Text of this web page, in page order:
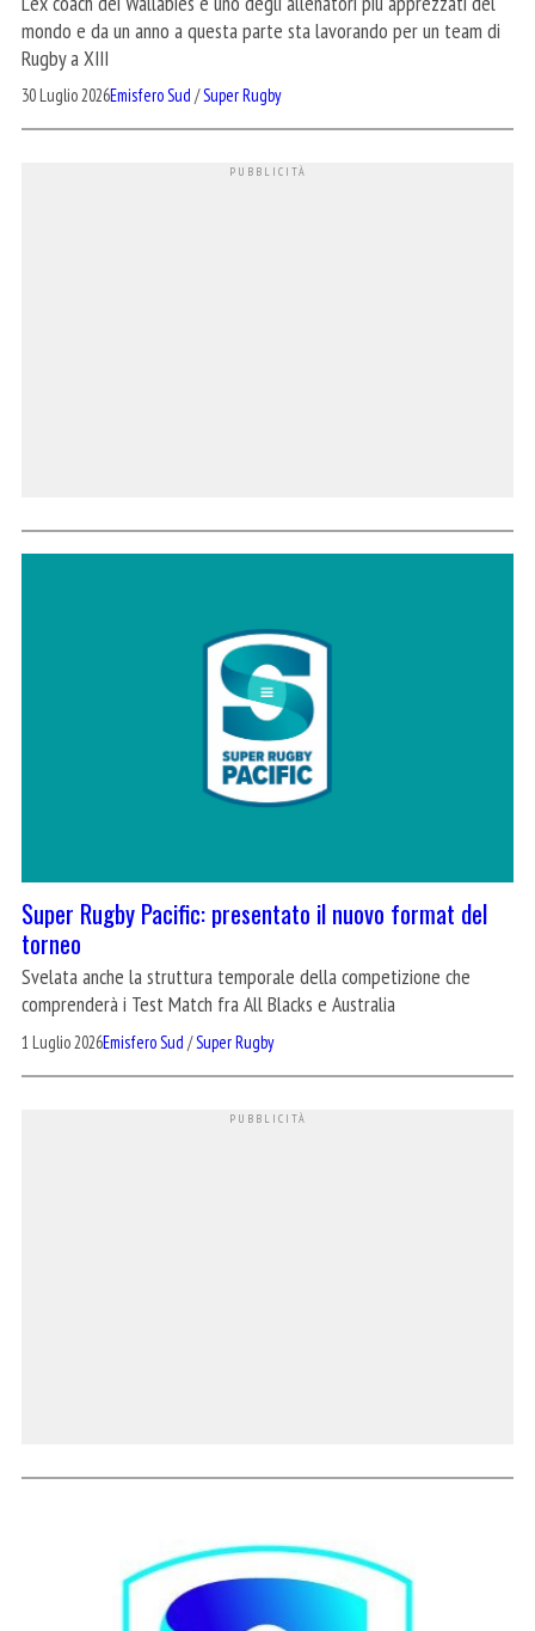
mondo e da un anno a questa parte sta lavorando per un team di
Rugby a XIII
30 Luglio 2026Emisfero Sud /Super Rugby
Super Rugby Pacific: presentato il nuovo format del
torneo
Svelata anche la struttura temporale della competizione che
comprenderà i Test Match fra All Blacks e Australia
1 Luglio 2026Emisfero Sud /Super Rugby